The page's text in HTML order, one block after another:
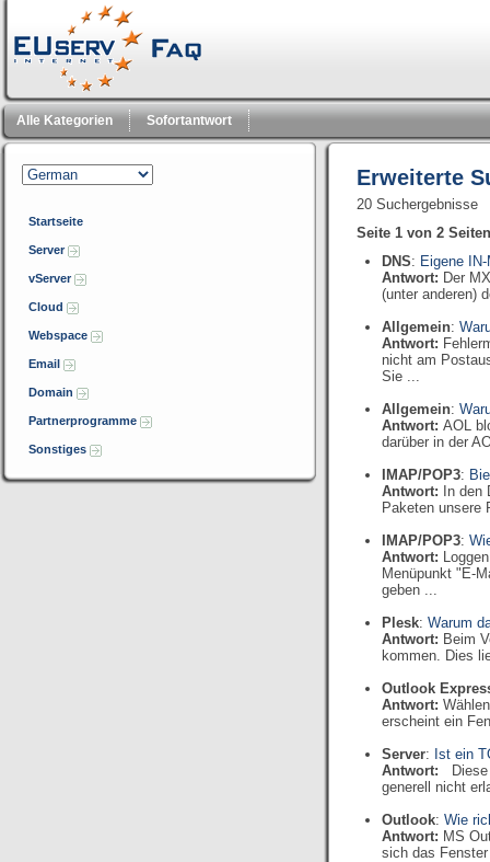
Alle Kategorien Sofortantwort
Startseite
Server
vServer
Cloud
Webspace
Email
Domain
Partnerprogramme
Sonstiges
Erweiterte
20 Suchergebnisse
Seite 1 von 2 Seiten
DNS: Eigene
Antwort: Der
(unter anderen)
Allgemein:
Antwort:
nicht am
Sie ...
Allgemein:
Antwort:AOL
darüber in der
IMAP/POP3:
Antwort:
In
Paketen unsere
IMAP/POP3:
Antwort:
Menüpunkt "E-
geben ...
Plesk:Warum
Antwort: Beim
kommen. Dies
Outlook
Antwort:
erscheint ein
Server: Ist ein
Antwort:
generell nicht
Outlook:Wie
Antwort: MS
sich das